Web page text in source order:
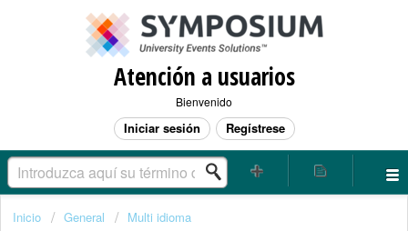
Atención a usuarios
Bienvenido
Iniciar sesión Regístrese
Inicio General Multi idioma